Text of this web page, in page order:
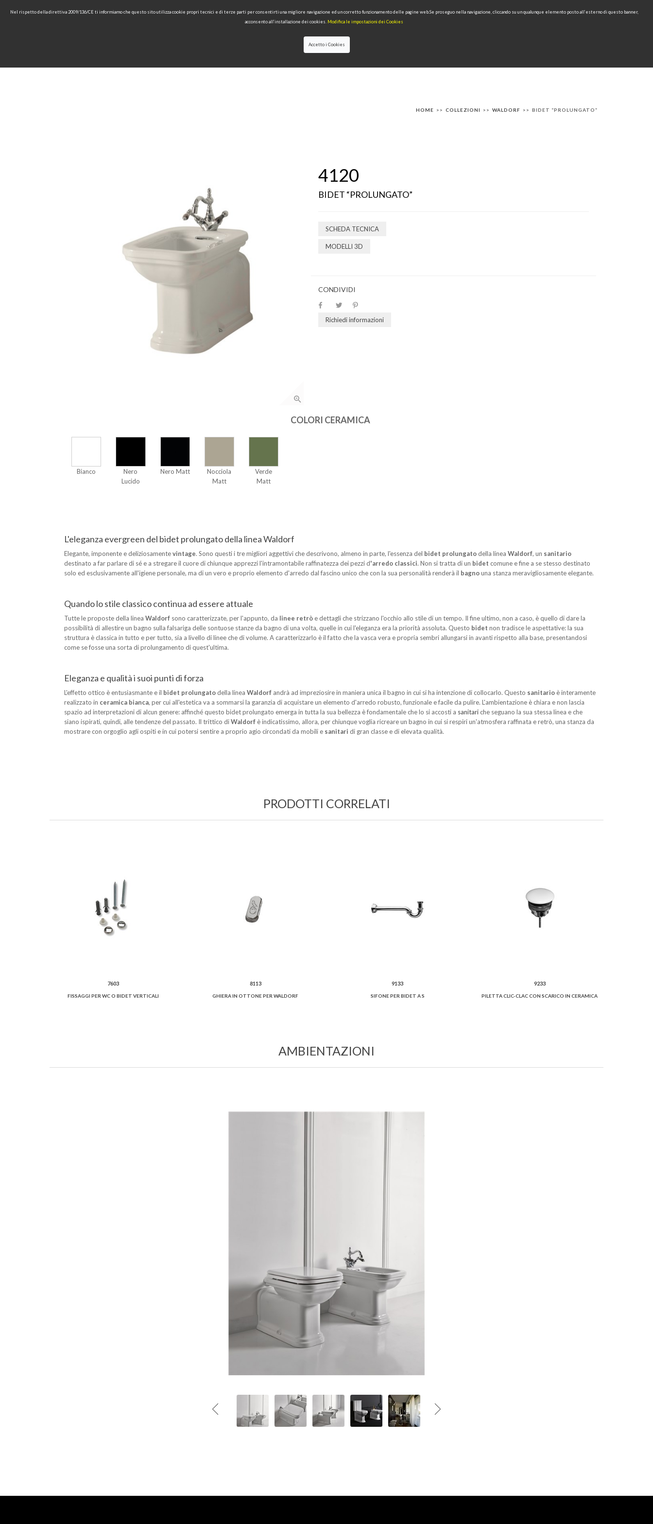
RU
HOME >> COLLEZIONI >> WALDORF >> BIDET “PROLUNGATO”
4120
BIDET “PROLUNGATO”
SCHEDA TECNICA
MODELLI 3D
CONDIVIDI
Richiedi informazioni
COLORI CERAMICA
Bianco
Nero
Lucido
Nero Matt
Nocciola
Matt
Verde
Matt
L'eleganza evergreen del bidet prolungato della linea Waldorf
Elegante, imponente e deliziosamentevintage. Sono questi i tre migliori aggettivi che descrivono, almeno in parte, l'essenza del bidet prolungatodella linea Waldorf, un sanitario
destinato a far parlare di sé e a stregare il cuore di chiunque apprezzi l'intramontabile raffinatezza dei pezzi d'arredo classici. Non si tratta di un bidet comune e fine a se stesso destinato
solo ed esclusivamente all'igiene personale, ma di un vero e proprio elemento d'arredo dal fascino unico che con la sua personalità renderà il bagnouna stanza meravigliosamente elegante.
Quando lo stile classico continua ad essere attuale
Tutte le proposte della linea Waldorf sono caratterizzate, per l'appunto, da linee retrò e dettagli che strizzano l'occhio allo stile di un tempo. Il fine ultimo, non a caso, è quello di dare la
possibilità di allestire un bagno sulla falsariga delle sontuose stanze da bagno di una volta, quelle in cui l'eleganza era la priorità assoluta. Questo bidet non tradisce le aspettative: la sua
struttura è classica in tutto e per tutto, sia a livello di linee che di volume. A caratterizzarlo è il fatto che la vasca vera e propria sembri allungarsi in avanti rispetto alla base, presentandosi
come se fosse una sorta di prolungamento di quest'ultima.
Eleganza e qualità i suoi punti di forza
L'effetto ottico è entusiasmante e il bidet prolungatodella linea Waldorf andrà ad impreziosire in maniera unica il bagno in cui si ha intenzione di collocarlo. Questo sanitario è interamente
realizzato in ceramica bianca, per cui all'estetica va a sommarsi la garanzia di acquistare un elemento d'arredo robusto, funzionale e facile da pulire. L'ambientazione è chiara e non lascia
spazio ad interpretazioni di alcun genere: affinché questo bidet prolungato emerga in tutta la sua bellezza è fondamentale che lo si accosti a sanitariche seguano la sua stessa linea e che
siano ispirati, quindi, alle tendenze del passato. Il trittico diWaldorf è indicatissimo, allora, per chiunque voglia ricreare un bagno in cui si respiri un'atmosfera raffinata e retrò, una stanza da
mostrare con orgoglio agli ospiti e in cui potersi sentire a proprio agio circondati da mobili e sanitari di gran classe e di elevata qualità.
PRODOTTI CORRELATI
7603
FISSAGGI PER WC O BIDET VERTICALI
8113
GHIERA IN OTTONE PER WALDORF
9133
SIFONE PER BIDET A S
9233
PILETTA CLIC-CLAC CON SCARICO IN CERAMICA
AMBIENTAZIONI
Nel rispetto della direttiva 2009/136/CE ti informiamo che questo sito utilizza cookie propri tecnici e di terze parti per consentirti una migliore navigazione ed un corretto funzionamento delle pagine web.Se proseguo nella navigazione, cliccando su un qualunque elemento posto all’esterno di questo banner,
acconsento all’installazione dei cookies. Modifica le impostazioni dei Cookies
Accetto i Cookies